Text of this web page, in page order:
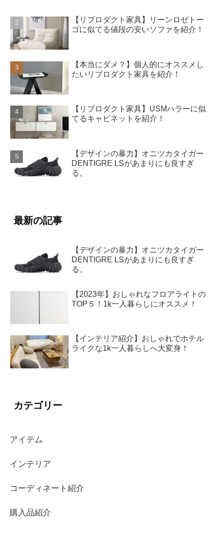
【リプロダクト家具】リーンロゼトー
ゴに似てる値段の安いソファを紹介！
【本当にダメ？】個人的にオススメし
たいリプロダクト家具を紹介！
【リプロダクト家具】USMハラーに似
てるキャビネットを紹介！
【デザインの暴力】オニツカタイガー
DENTIGRE LSがあまりにも良すぎ
る。
最新の記事
【デザインの暴力】オニツカタイガー
DENTIGRE LSがあまりにも良すぎ
る。
【2023年】おしゃれなフロアライトの
TOP５！1k一人暮らしにオススメ！
【インテリア紹介】おしゃれでホテル
ライクな1k一人暮らしへ大変身！
カテゴリー
アイテム
インテリア
コーディネート紹介
購入品紹介